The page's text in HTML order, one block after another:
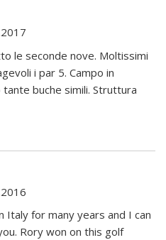
le seconde nove. Moltissimi
i par 5. Campo in
buche simili. Struttura
Italy for many years and I can
Rory won on this golf